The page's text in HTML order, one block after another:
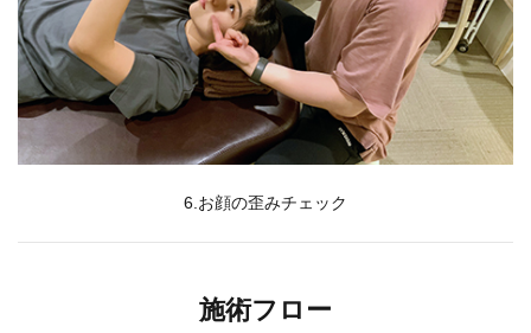
6.お顔の歪みチェック
施術フロー